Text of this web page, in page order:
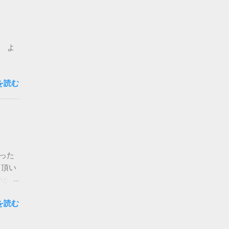
日
た
な
人
よ
読む
た
い
かな
方
読む